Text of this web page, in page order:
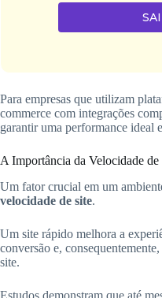
Para empresas que utilizam
commerce com integrações
garantir uma performance ideal
A Importância da Velocidade
Um fator crucial em um
velocidade de site.
Um site rápido melhora a
conversão e,
site.
Estudos demonstram que até